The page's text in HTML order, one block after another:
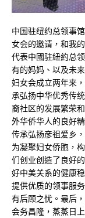
中国驻纽约总领事
女会的邀请，和我
代表中國驻紐約总
有的妈妈、以及未
妇女会成立两年来
承弘扬中华优秀传
裔社区的发展繁荣
外华侨华人的良好
传承弘扬彦祖爱乡
为凝聚妇女侨胞，
们创业创造了良好
好中美关系的健康
提供优质的领事服
有后顾之忧。最后
会务昌隆，蒸蒸日